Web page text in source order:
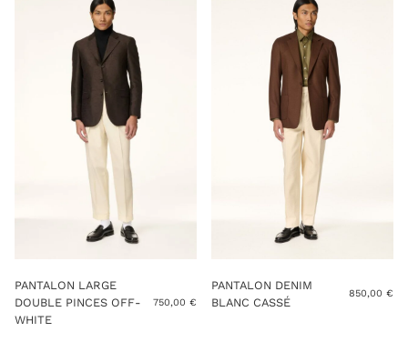
PANTALON LARGE
DOUBLE PINCES OFF-
WHITE
750,00 €
PANTALON DENIM
BLANC CASSÉ
850,00€